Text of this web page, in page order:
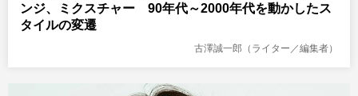
ンジ、ミクスチャー 90年代～2000年代を動かしたス
タイルの変遷
古澤誠一郎（ライター／編集者）